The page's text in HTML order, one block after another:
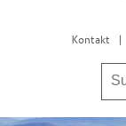
Kontakt |